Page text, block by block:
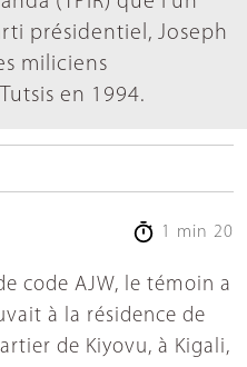
présidentiel, Joseph
miliciens
en 1994.
1 min 20
à la résidence de
de Kiyovu, à Kigali,